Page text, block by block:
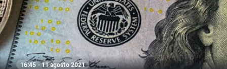
16:45 · 11 agosto 2021